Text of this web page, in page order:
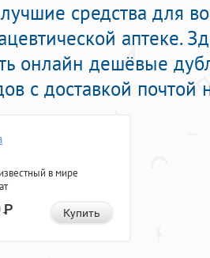
лучшие средства для
аптеке.
онлайн дешёвые
с доставкой почтой
в мире
Р Купить